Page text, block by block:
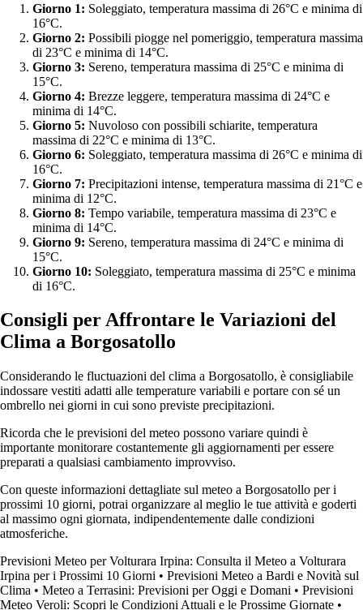
Giorno 1: Soleggiato, temperatura massima di 26°C e minima di
16°C.
Giorno 2: Possibili piogge nel pomeriggio, temperatura massima
di 23°C e minima di 14°C.
Giorno 3: Sereno, temperatura massima di 25°C e minima di
15°C.
Giorno 4: Brezze leggere, temperatura massima di 24°C e
minima di 14°C.
Giorno 5: Nuvoloso con possibili schiarite, temperatura
massima di 22°C e minima di 13°C.
Giorno 6: Soleggiato, temperatura massima di 26°C e minima di
16°C.
Giorno 7: Precipitazioni intense, temperatura massima di 21°C e
minima di 12°C.
Giorno 8: Tempo variabile, temperatura massima di 23°C e
minima di 14°C.
Giorno 9: Sereno, temperatura massima di 24°C e minima di
15°C.
Giorno 10: Soleggiato, temperatura massima di 25°C e minima
di 16°C.
Consigli per Affrontare le Variazioni del
Clima a Borgosatollo
Considerando le fluctuazioni del clima a Borgosatollo, è consigliabile
indossare vestiti adatti alle temperature variabili e portare con sé un
ombrello nei giorni in cui sono previste precipitazioni.
Ricorda che le previsioni del meteo possono variare quindi è
importante monitorare costantemente gli aggiornamenti per essere
preparati a qualsiasi cambiamento improvviso.
Con queste informazioni dettagliate sul meteo a Borgosatollo per i
prossimi 10 giorni, potrai organizzare al meglio le tue attività e goderti
al massimo ogni giornata, indipendentemente dalle condizioni
atmosferiche.
Previsioni Meteo per Volturara Irpina: Consulta il Meteo a Volturara
Irpina per i Prossimi 10 Giorni • Previsioni Meteo a Bardi e Novità sul
Clima • Meteo a Terrasini: Previsioni per Oggi e Domani • Previsioni
Meteo Veroli: Scopri le Condizioni Attuali e le Prossime Giornate •